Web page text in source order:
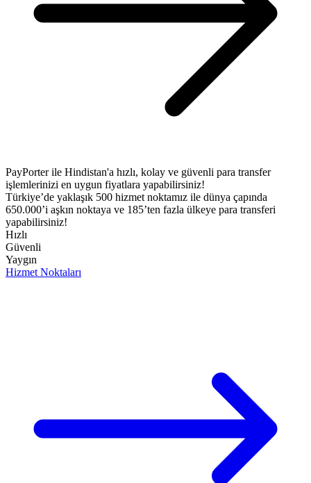
PayPorter ile Hindistan'a hızlı, kolay ve güvenli para transfer
işlemlerinizi en uygun fiyatlara yapabilirsiniz!​
Türkiye’de yaklaşık 500 hizmet noktamız ile dünya çapında
650.000’i aşkın noktaya ve 185’ten fazla ülkeye para transferi
yapabilirsiniz!
Hızlı
Güvenli
Yaygın
Hizmet Noktaları